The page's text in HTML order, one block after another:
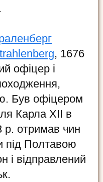
, 1676
офіцер і
Був офіцером
Карла XII в
р. отримав чин
під Полтавою
і відправлений